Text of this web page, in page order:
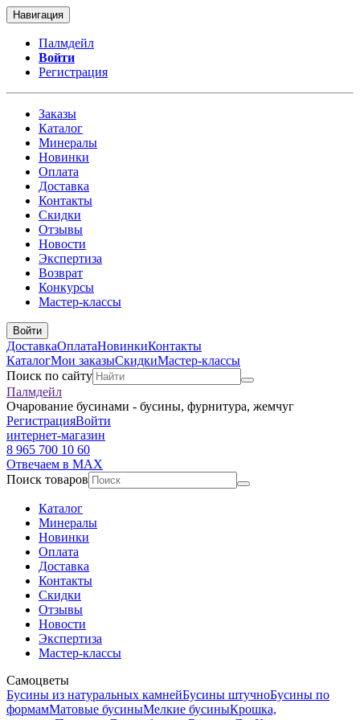
Навигация
Палмдейл
Войти
Регистрация
Заказы
Каталог
Минералы
Новинки
Оплата
Доставка
Контакты
Скидки
Отзывы
Новости
Экспертиза
Возврат
Конкурсы
Мастер-классы
Войти
ДоставкаОплатаНовинкиКонтакты
КаталогМои заказыСкидкиМастер-классы
Поиск по сайту
Палмдейл
Очарование бусинами - бусины, фурнитура, жемчуг
РегистрацияВойти
интернет-магазин
8 965 700 10 60
Отвечаем в MAX
Поиск товаров
Каталог
Минералы
Новинки
Оплата
Доставка
Контакты
Скидки
Отзывы
Новости
Экспертиза
Мастер-классы
Самоцветы
Бусины из натуральных камнейБусины штучноБусины по
формамМатовые бусиныМелкие бусиныКрошка,